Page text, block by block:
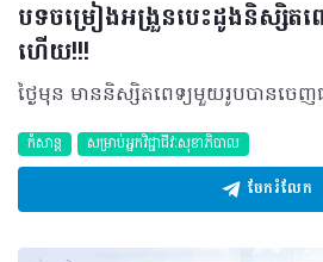
បទចម្រៀងអង្រួនបេះដូងនិស្សិតព
ហើយ!!!
កំសាន្ត សម្រាប់អ្នកវិជ្ជាជីវៈសុខាភិបាល
ចែករំលែក